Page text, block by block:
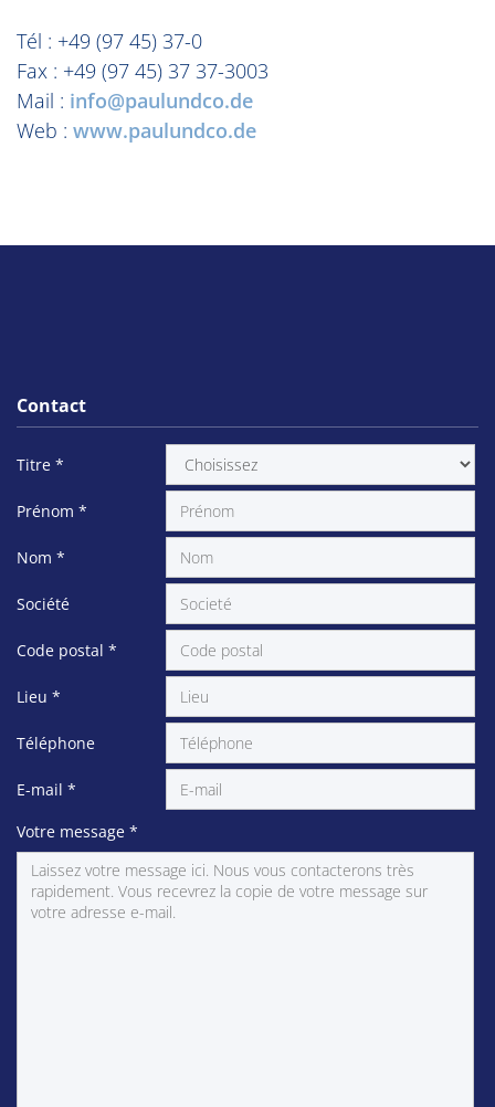
Tél : +49 (97 45) 37-0
Fax : +49 (97 45) 37 37-3003
Mail : info@paulundco.de
Web : www.paulundco.de
Contact
Titre *
Prénom *
Nom *
Société
Code postal *
Lieu *
Téléphone
E-mail *
Votre message *